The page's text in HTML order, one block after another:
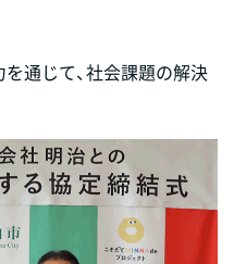
通じて、社会課題の解決